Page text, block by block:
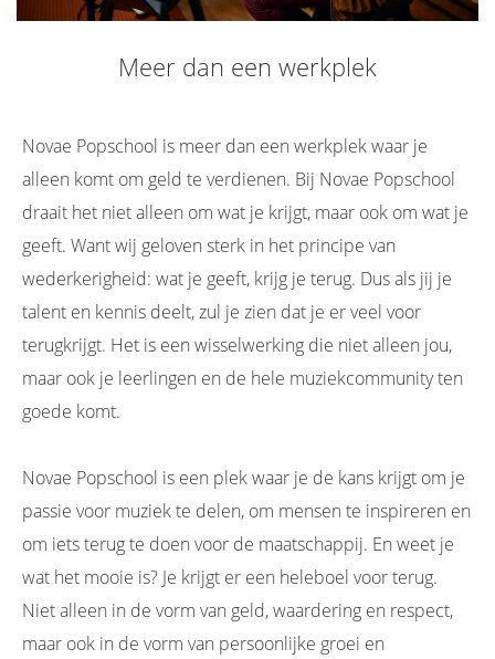
Meer dan een werkplek
Novae Popschool is meer dan een werkplek waar je
alleen komt om geld te verdienen. Bij Novae Popschool
draait het niet alleen om wat je krijgt, maar ook om wat je
geeft. Want wij geloven sterk in het principe van
wederkerigheid: wat je geeft, krijg je terug. Dus als jij je
talent en kennis deelt, zul je zien dat je er veel voor
terugkrijgt. Het is een wisselwerking die niet alleen jou,
maar ook je leerlingen en de hele muziekcommunity ten
goede komt.
Novae Popschool is een plek waar je de kans krijgt om je
passie voor muziek te delen, om mensen te inspireren en
om iets terug te doen voor de maatschappij. En weet je
wat het mooie is? Je krijgt er een heleboel voor terug.
Niet alleen in de vorm van geld, waardering en respect,
maar ook in de vorm van persoonlijke groei en